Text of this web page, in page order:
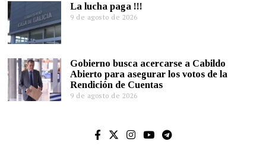
La lucha paga !!!
9 de agosto de 2026
Gobierno busca acercarse a Cabildo
Abierto para asegurar los votos de la
Rendición de Cuentas
9 de agosto de 2026